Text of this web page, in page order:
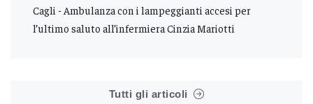
Cagli - Ambulanza con i lampeggianti accesi per
l’ultimo saluto all’infermiera Cinzia Mariotti
Tutti gli articoli